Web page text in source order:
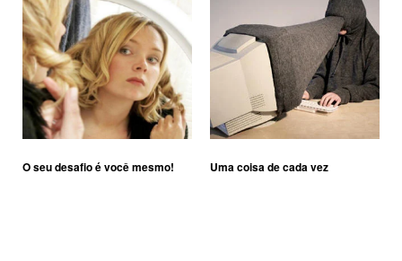
O seu desafio é você mesmo! Uma coisa de cada vez